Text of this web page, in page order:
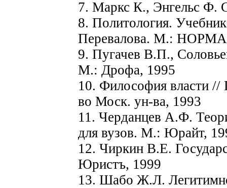
7. Маркс К., Энгельс Ф.
8. Политология.
Перевалова. М.:
9. Пугачев В.П.,
М.: Дрофа, 1995
10. Философия власти
во Моск. ун-ва, 1993
11. Черданцев А.Ф.
для вузов. М.: Юрайт,
12. Чиркин В.Е.
Юристъ, 1999
13. Шабо Ж.Л.